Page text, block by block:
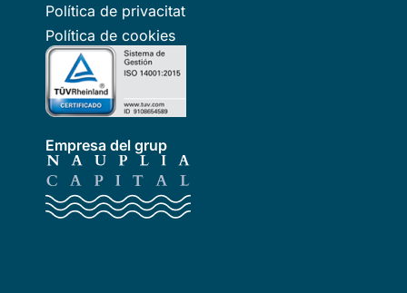
Política de privacitat
Política de cookies
Empresa del grup